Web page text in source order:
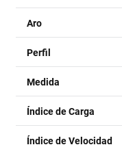
Aro
Perfil
Medida
Índice de Carga
Índice de Velocidad